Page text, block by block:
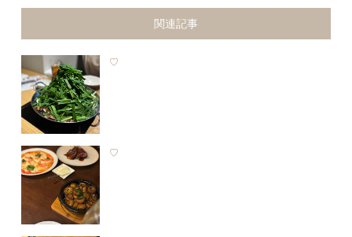
関連記事
♡
♡